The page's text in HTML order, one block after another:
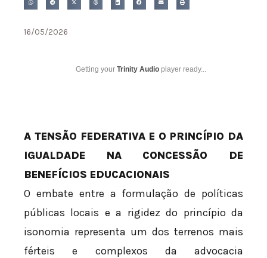
16/05/2026
Getting your Trinity Audio player ready...
A TENSÃO FEDERATIVA E O PRINCÍPIO DA
IGUALDADE NA CONCESSÃO DE
BENEFÍCIOS EDUCACIONAIS
O embate entre a formulação de políticas
públicas locais e a rigidez do princípio da
isonomia representa um dos terrenos mais
férteis e complexos da advocacia